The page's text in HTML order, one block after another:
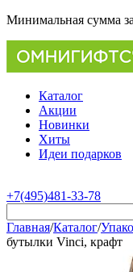
Минимальная сумма
Каталог
Акции
Новинки
Хиты
Идеи подарков
+7(495)481-33-78
Главная/Каталог/
бутылки Vinci, крафт